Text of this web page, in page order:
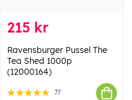
215 kr
Ravensburger Pussel The
Tea Shed 1000p
(12000164)
77